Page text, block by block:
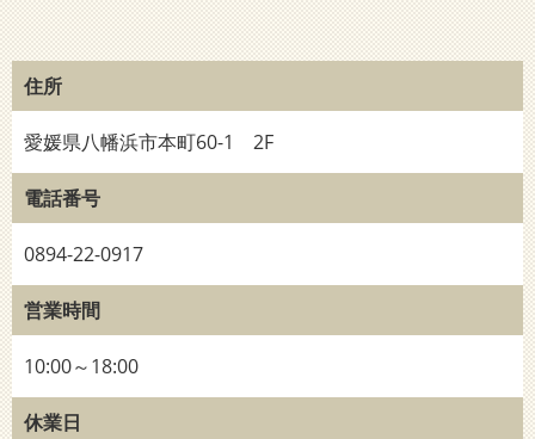
住所
愛媛県八幡浜市本町60-1 2F
電話番号
0894-22-0917
営業時間
10:00～18:00
休業日